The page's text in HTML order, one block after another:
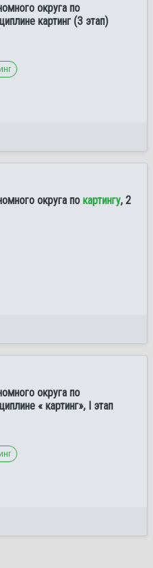
округа по
картинг (3 этап)
округа по картингу, 2
округа по
« картинг», I этап